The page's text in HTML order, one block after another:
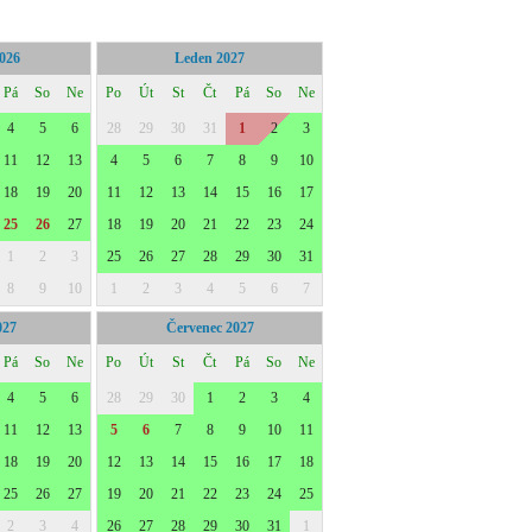
Pá So Ne
4 5
6
11 12
13
18 19
20
25 26
27
1 2
3
8 9 10
Leden 2027
Po Út St Čt Pá So Ne
28 29 30 31 1 2
3
4
5 6 7 8 9
10
11
12 13 14 15 16
17
18
19 20 21 22 23
24
25
26 27 28 29 30
31
1
2 3 4 5 6 7
Pá So Ne
4 5
6
11 12
13
18 19
20
25 26
27
2 3
4
Červenec 2027
Po Út St Čt Pá So Ne
28 29 30 1 2 3
4
5
6 7 8 9 10
11
12
13 14 15 16 17
18
19
20 21 22 23 24
25
26
27 28 29 30 31
1